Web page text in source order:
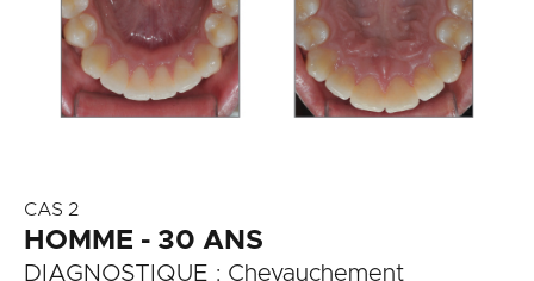
CAS 2
HOMME - 30 ANS
DIAGNOSTIQUE : Chevauchement